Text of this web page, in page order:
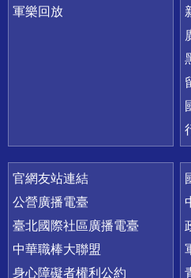
軍樂回放
官網友站連結
公營廣播電臺
臺北國際社區廣播電臺
中華職棒大聯盟
身心障礙者權利公約